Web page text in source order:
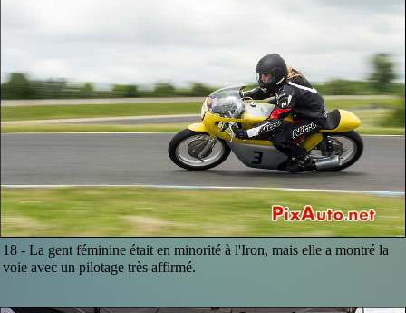
18 -La gent féminine était en minorité à l'Iron, mais elle a montré la
voie avec un pilotage très affirmé.